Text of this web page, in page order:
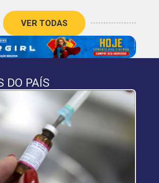
VER TODAS
DO PAÍS